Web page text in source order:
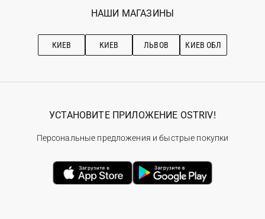
Ostriv Club+
Наши магазини
Рекомендации по уходу
НАШИ МАГАЗИНЫ
КИЕВ КИЕВ ЛЬВОВ КИЕВ ОБЛ
УСТАНОВИТЕ ПРИЛОЖЕНИЕ OSTRIV!
Персональные предложения и быстрые покупки